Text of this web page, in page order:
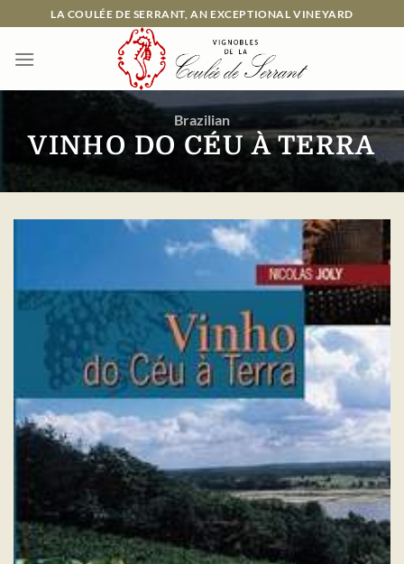
content
LA COULÉE DE SERRANT, AN EXCEPTIONAL VINEYARD
Brazilian
VINHO DO CÉU À TERRA